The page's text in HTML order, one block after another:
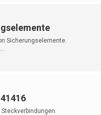
Sicherungselemente.